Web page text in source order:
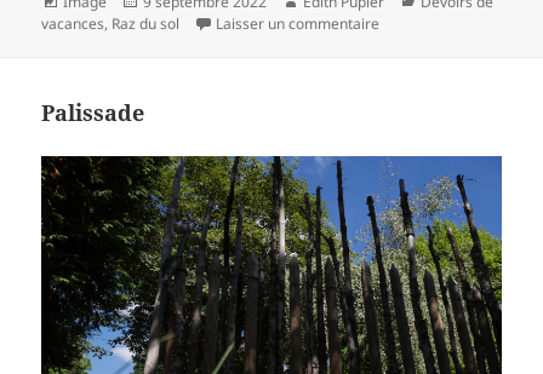
le
vacances, Raz du sol Laisser un commentaire
Palissade